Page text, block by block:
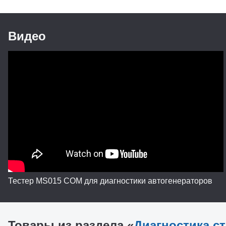
Проверяемые параметры
Видео
Тестер MS015 COM для диагностики автогенераторов